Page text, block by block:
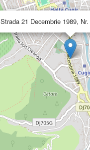
Strada 21 Decembrie 1989,